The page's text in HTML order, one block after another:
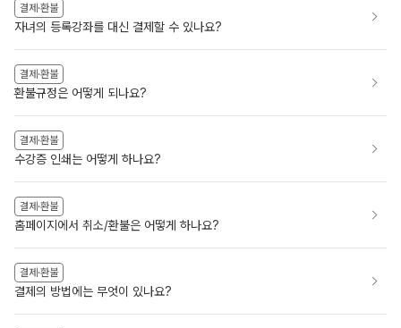
결제·환불
자녀의 등록강좌를 대신 결제할 수 있나요?
결제·환불
환불규정은 어떻게 되나요?
결제·환불
수강증 인쇄는 어떻게 하나요?
결제·환불
홈페이지에서 취소/환불은 어떻게 하나요?
결제·환불
결제의 방법에는 무엇이 있나요?